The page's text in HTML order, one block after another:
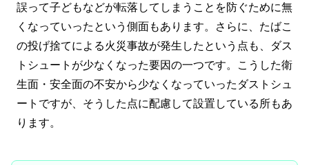
誤って子どもなどが転落してしまうことを防ぐために無
くなっていったという側面もあります。さらに、たばこ
の投げ捨てによる火災事故が発生したという点も、ダス
トシュートが少なくなった要因の一つです。こうした衛
生面・安全面の不安から少なくなっていったダストシュ
ートですが、そうした点に配慮して設置している所もあ
ります。